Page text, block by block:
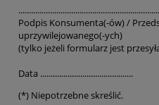
Podpis Konsumenta(-ów) /
uprzywilejowanego(-ych)
(tylko jeżeli formularz jest
Data ............................................
(*) Niepotrzebne skreślić.